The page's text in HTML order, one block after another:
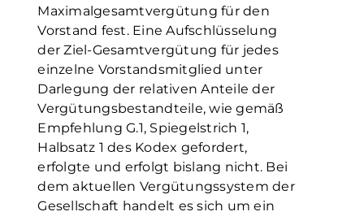
Maximalgesamtvergütung für den
Vorstand fest. Eine Aufschlüsselung
der Ziel-Gesamtvergütung für jedes
einzelne Vorstandsmitglied unter
Darlegung der relativen Anteile der
Vergütungsbestandteile, wie gemäß
Empfehlung G.1, Spiegelstrich 1,
Halbsatz 1 des Kodex gefordert,
erfolgte und erfolgt bislang nicht. Bei
dem aktuellen Vergütungssystem der
Gesellschaft handelt es sich um ein